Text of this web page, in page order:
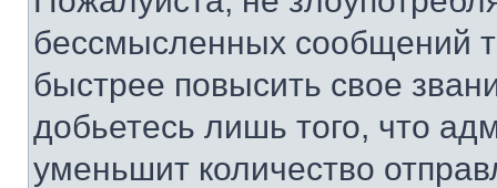
бессмысленных сообщений
быстрее повысить свое
добьетесь лишь того, что
уменьшит количество